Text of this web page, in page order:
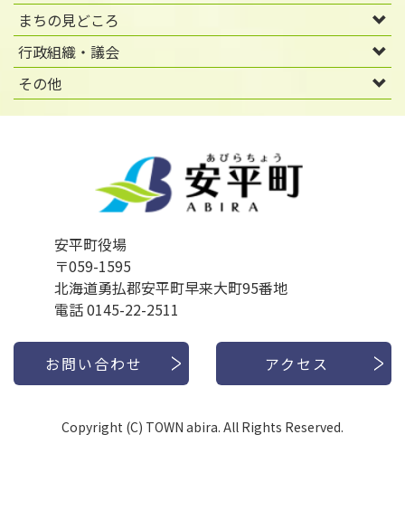
まちの見どころ
行政組織・議会
その他
安平町役場
〒059-1595
北海道勇払郡安平町早来大町95番地
電話 0145-22-2511
お問い合わせ アクセス
Copyright (C) TOWN abira. All Rights Reserved.